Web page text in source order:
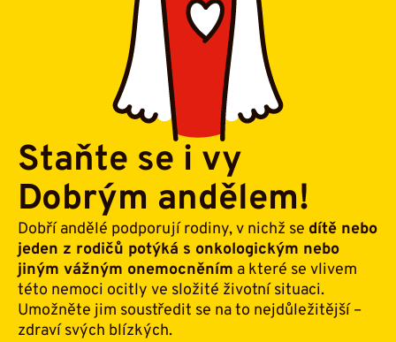
Staňte se i vy
Dobrým andělem!
Dobří andělé podporují rodiny, v nichž se dítě nebo
jeden z rodičů potýká s onkologickým nebo
jiným vážným onemocněním a které se vlivem
této nemoci ocitly ve složité životní situaci.
Umožněte jim soustředit se na to nejdůležitější –
zdraví svých blízkých.